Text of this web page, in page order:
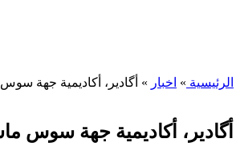
الرئيسية » اخبار » أگادير، أكاديمية جهة
أگادير، أكاديمية جهة سوس